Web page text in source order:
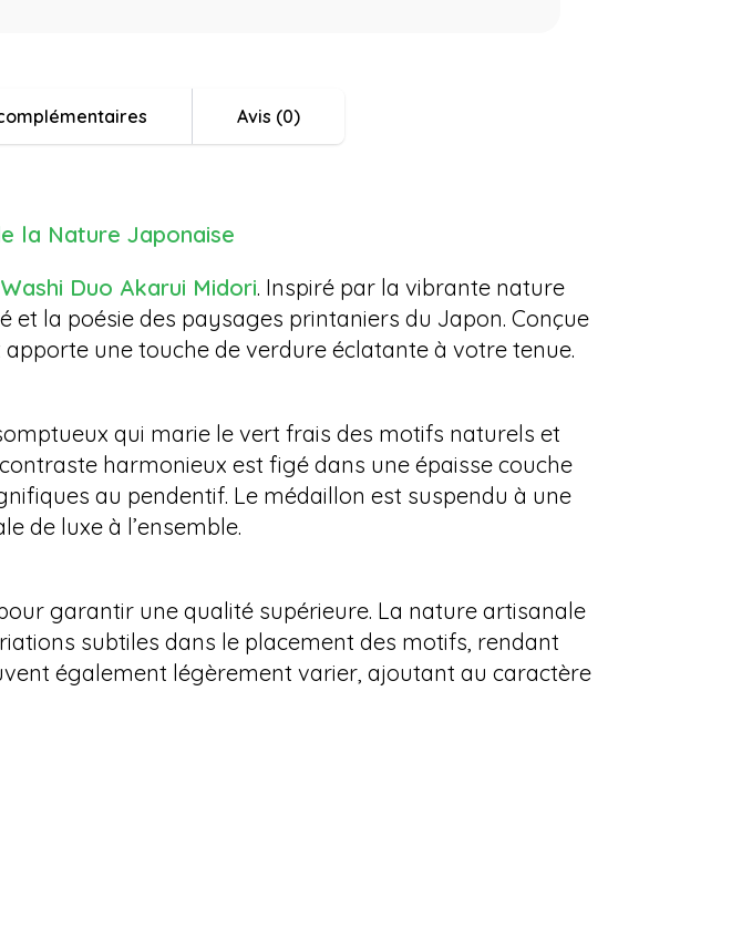
Avis (0)
la Nature Japonaise
Duo Akarui Midori. Inspiré par la vibrante nature
et la poésie des paysages printaniers du Japon. Conçue
une touche de verdure éclatante à votre tenue.
qui marie le vert frais des motifs naturels et
harmonieux est figé dans une épaisse couche
au pendentif. Le médaillon est suspendu à une
de luxe à l’ensemble.
garantir une qualité supérieure. La nature artisanale
subtiles dans le placement des motifs, rendant
également légèrement varier, ajoutant au caractère